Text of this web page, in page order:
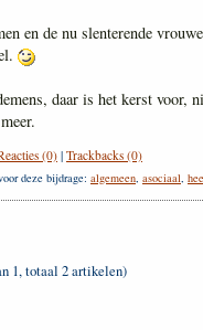
en de nu slenterende
daar is het kerst voor,
(0) | Trackbacks (0)
deze bijdrage: algemeen, asociaal,
1, totaal 2 artikelen)